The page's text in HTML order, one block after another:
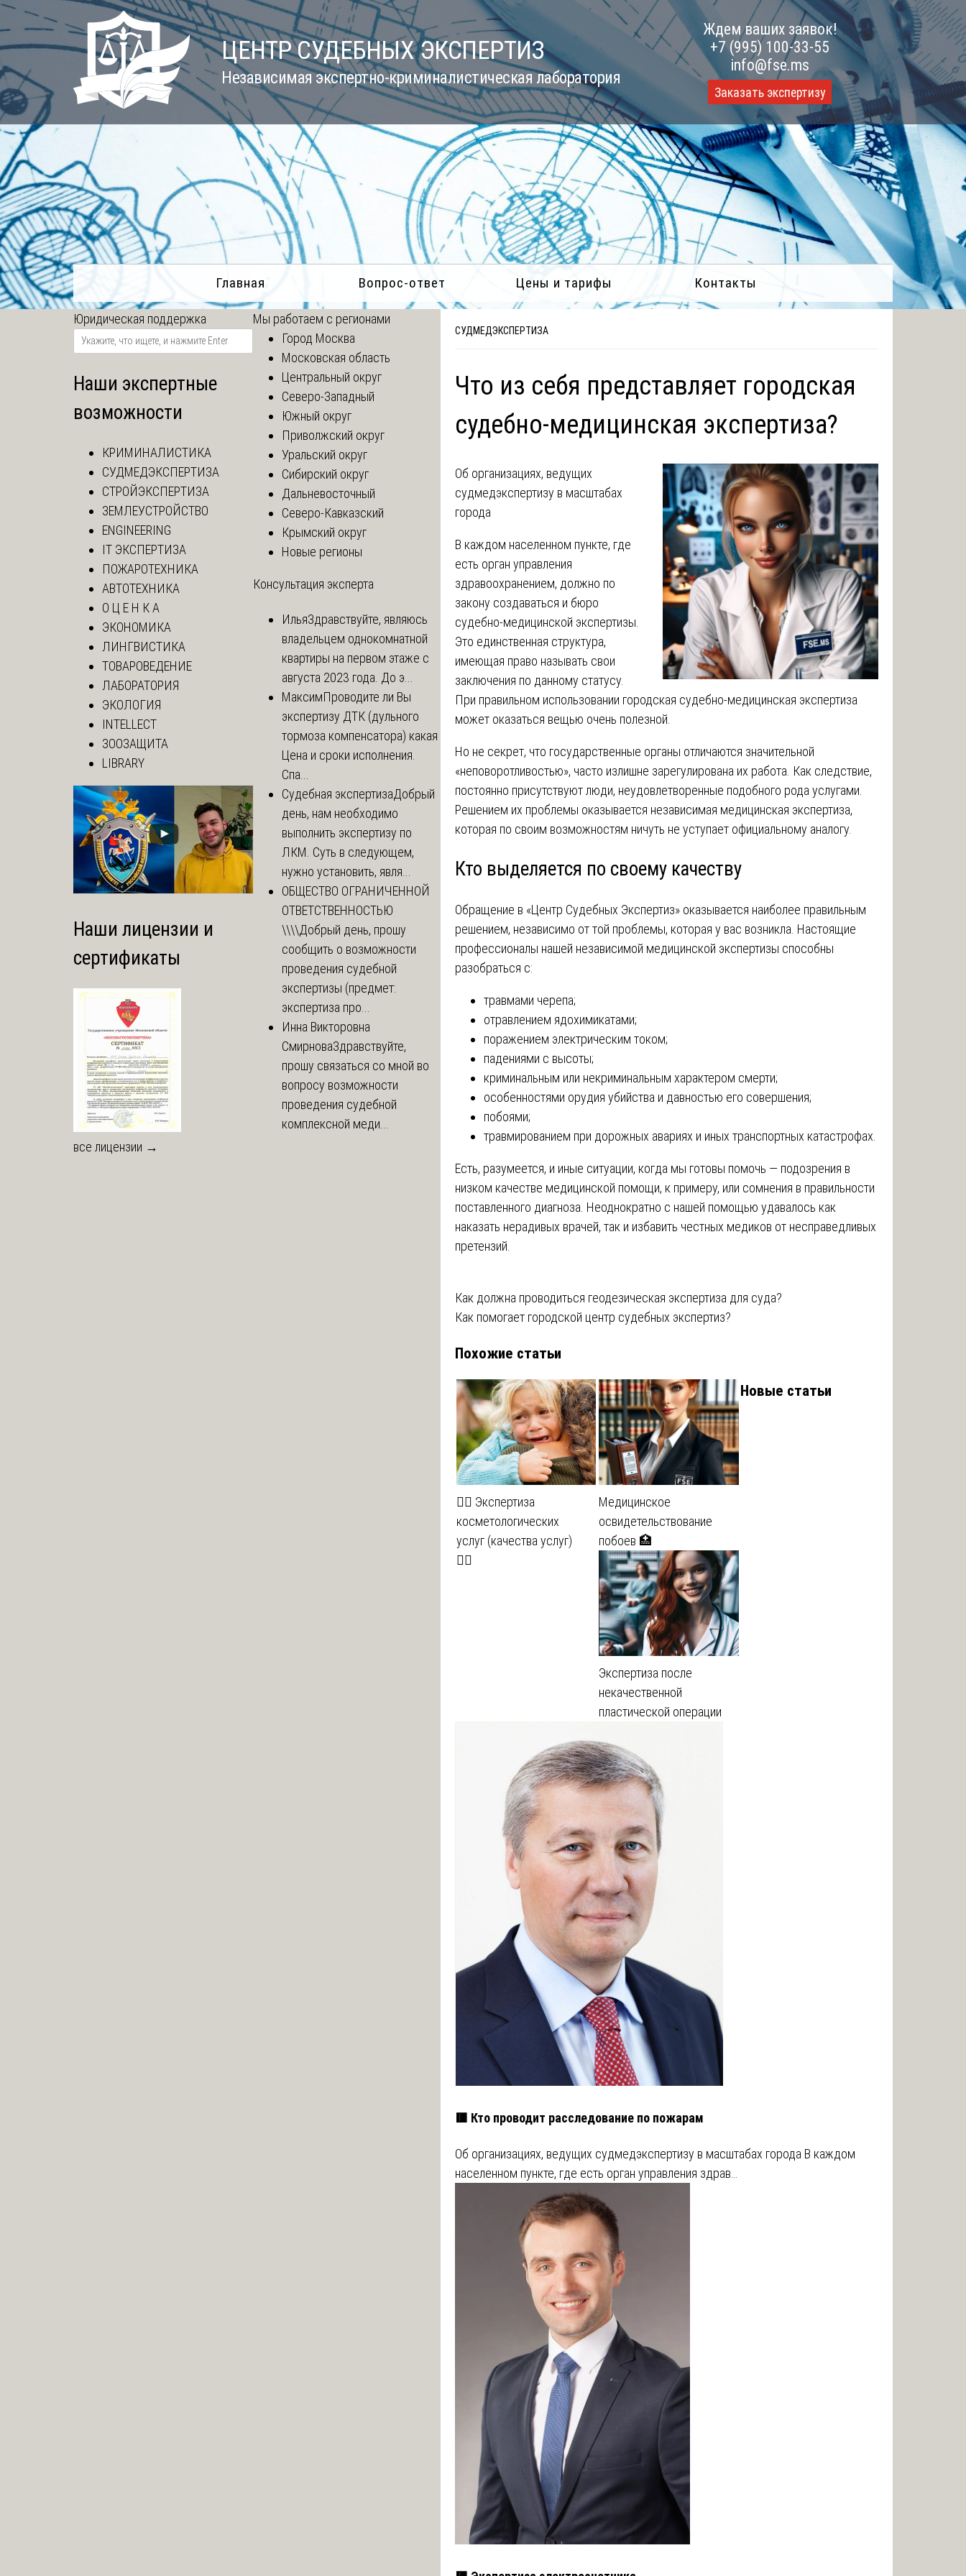
Skip
to
content
ЦЕНТР СУДЕБНЫХ ЭКСПЕРТИЗ
Независимая экспертно-криминалистическая лаборатория
Ждем ваших заявок!
+7 (995) 100-33-55
info@fse.ms
Заказать экспертизу
Главная Вопрос-ответ Цены и тарифы Контакты
СУДМЕДЭКСПЕРТИЗА
Что из себя представляет городская
судебно-медицинская экспертиза?
Об организациях, ведущих
судмедэкспертизу в масштабах
города
В каждом населенном пункте, где
есть орган управления
здравоохранением, должно по
закону создаваться и бюро
судебно-медицинской экспертизы.
Это единственная структура,
имеющая право называть свои
заключения по данному статусу.
При правильном использовании городская судебно-медицинская экспертиза
может оказаться вещью очень полезной.
Но не секрет, что государственные органы отличаются значительной
«неповоротливостью», часто излишне зарегулирована их работа. Как следствие,
постоянно присутствуют люди, неудовлетворенные подобного рода услугами.
Решением их проблемы оказывается независимая медицинская экспертиза,
которая по своим возможностям ничуть не уступает официальному аналогу.
Кто выделяется по своему качеству
Обращение в «Центр Судебных Экспертиз» оказывается наиболее правильным
решением, независимо от той проблемы, которая у вас возникла. Настоящие
профессионалы нашей независимой медицинской экспертизы способны
разобраться с:
травмами черепа;
отравлением ядохимикатами;
поражением электрическим током;
падениями с высоты;
криминальным или некриминальным характером смерти;
особенностями орудия убийства и давностью его совершения;
побоями;
травмированием при дорожных авариях и иных транспортных катастрофах.
Есть, разумеется, и иные ситуации, когда мы готовы помочь — подозрения в
низком качестве медицинской помощи, к примеру, или сомнения в правильности
поставленного диагноза. Неоднократно с нашей помощью удавалось как
наказать нерадивых врачей, так и избавить честных медиков от несправедливых
претензий.
Навигация
записям
Как должна проводиться геодезическая экспертиза для суда?
Как помогает городской центр судебных экспертиз?
Похожие статьи
💆‍♀️ Экспертиза
косметологических
услуг (качества услуг)
💆‍♂️
Медицинское
освидетельствование
побоев 🏥
Экспертиза после
некачественной
пластической операции
Новые статьи
🟥 Кто проводит расследование по пожарам
Об организациях, ведущих судмедэкспертизу в масштабах города В каждом
населенном пункте, где есть орган управления здрав…
Юридическая поддержка
Наши экспертные
возможности
КРИМИНАЛИСТИКА
СУДМЕДЭКСПЕРТИЗА
СТРОЙЭКСПЕРТИЗА
ЗЕМЛЕУСТРОЙСТВО
ENGINEERING
IT ЭКСПЕРТИЗА
ПОЖАРОТЕХНИКА
АВТОТЕХНИКА
О Ц Е Н К А
ЭКОНОМИКА
ЛИНГВИСТИКА
ТОВАРОВЕДЕНИЕ
ЛАБОРАТОРИЯ
ЭКОЛОГИЯ
INTELLECT
ЗООЗАЩИТА
LIBRARY
Наши лицензии и
сертификаты
все лицензии →
Мы работаем с регионами
Город Москва
Московская область
Центральный округ
Северо-Западный
Южный округ
Приволжский округ
Уральский округ
Сибирский округ
Дальневосточный
Северо-Кавказский
Крымский округ
Новые регионы
Консультация эксперта
ИльяЗдравствуйте, являюсь
владельцем однокомнатной
квартиры на первом этаже с
августа 2023 года. До э...
МаксимПроводите ли Вы
экспертизу ДТК (дульного
тормоза компенсатора) какая
Цена и сроки исполнения.
Спа...
Судебная экспертизаДобрый
день, нам необходимо
выполнить экспертизу по
ЛКМ. Суть в следующем,
нужно установить, явля...
ОБЩЕСТВО ОГРАНИЧЕННОЙ
ОТВЕТСТВЕННОСТЬЮ
\\\\Добрый день, прошу
сообщить о возможности
проведения судебной
экспертизы (предмет:
экспертиза про...
Инна Викторовна
СмирноваЗдравствуйте,
прошу связаться со мной во
вопросу возможности
проведения судебной
комплексной меди...